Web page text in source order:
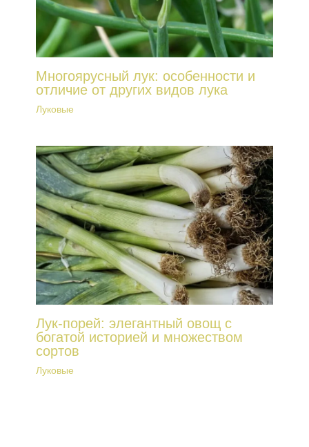
Многоярусный лук: особенности и
отличие от других видов лука
Луковые
Лук-порей: элегантный овощ с
богатой историей и множеством
сортов
Луковые